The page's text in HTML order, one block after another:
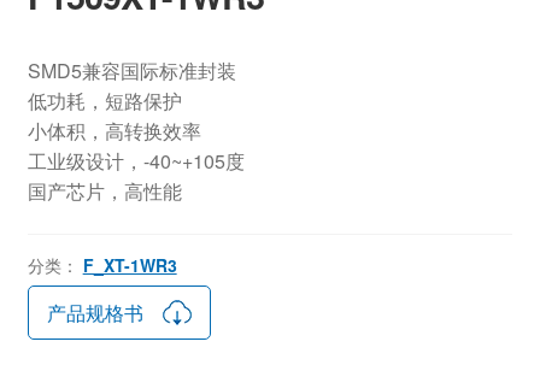
SMD5兼容国际标准封装
低功耗，短路保护
小体积，高转换效率
工业级设计，-40~+105度
国产芯片，高性能
分类： F_XT-1WR3
产品规格书